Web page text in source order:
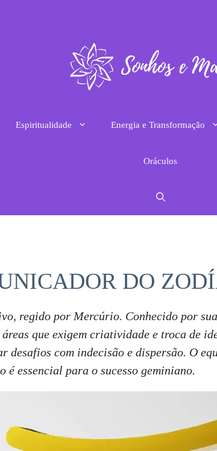
Espiritualidade Energia e Transformação
Oráculos
DO
regido por Mercúrio. Conhecido por
que exigem criatividade e troca de
desafios com indecisão e dispersão. O
é essencial para o sucesso geminiano.